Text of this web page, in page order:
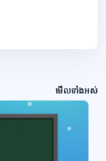
មើលទាំងអស់